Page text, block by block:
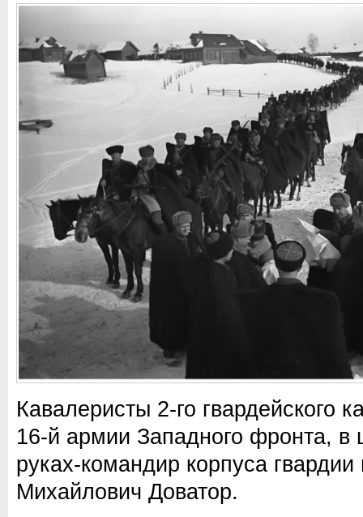
Кавалеристы 2-го гвардейского
16-й армии Западного фронта, в
руках-командир корпуса
Михайлович Доватор.